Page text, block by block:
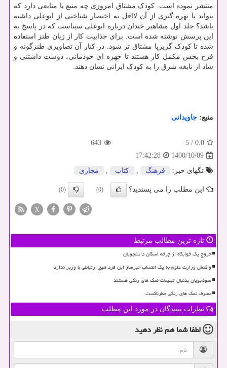
منتشر نموده است. کودک مشتاق امروزی چه منبع یا منابعی دارد که
بتواند با بهره گیری از آن لااقل به اختصار شناختی از ابوعلی داشته
باشد؟ جلد اول مشاهیر خندان درباره ابوعلی سیناست که در پاسخ به
این پرسش نوشته شده است. برای جذابیت کار از زبان طنز استفاده
شده تا کودک گریزپا مشتاق تر شود. در کنار آن تصاویری طنزگونه و
فرح بخش مکمل کار هستند تا چهره ای خودمانی، دوست داشتنی و
شاد از نابغه شرق را به کودک ایرانی نشان دهند.
منبع: جاویدانی
0.0
/
5
643
1400/10/09
17:42:28
تگهای خبر:
فرهنگ , كتاب , مجازی
این مطلب را می پسندید؟ (0)
(0)
X
تازه ترین مطالب مرتبط
خروج یک خوابگاه از چرخه اسکان دانشجویان
واکنش وزارت علوم به یک انتساب خبرساز این فرد هیچ ارتباطی با وزیر ندارد
سودجویان بدنبال تبلیغات نمک های رنگی هستند
مصرف نمک های رنگی خطرناکست
نظرات بینندگان در مورد این مطلب
لطفا شما همنظر دهید